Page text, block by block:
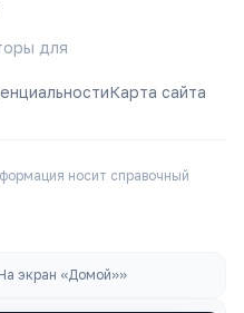
для
Карта сайта
носит справочный
экран «Домой»»